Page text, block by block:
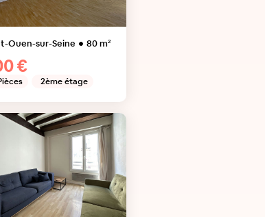
Ouen-sur-Seine 80m²
€
2ème étage